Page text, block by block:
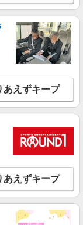
あり） ※給与
島交通飯坂線「美
を見る
事業部/仙台オフィ
あり） ※給与
武隈急行「福島学
あえずキープ
あえずキープ